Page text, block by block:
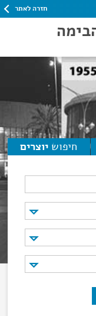
חזרה לאתר
חיפוש יוצרים